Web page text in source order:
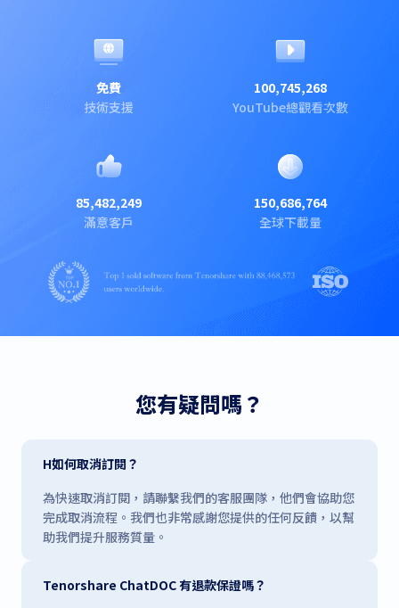
免費
技術支援
100,745,268
YouTube總觀看次數
85,482,249
滿意客戶
150,686,764
全球下載量
您有疑問嗎？
H如何取消訂閱？
為快速取消訂閱，請聯繫我們的客服團隊，他們會協助您
完成取消流程。我們也非常感謝您提供的任何反饋，以幫
助我們提升服務質量。
Tenorshare ChatDOC 有退款保證嗎？